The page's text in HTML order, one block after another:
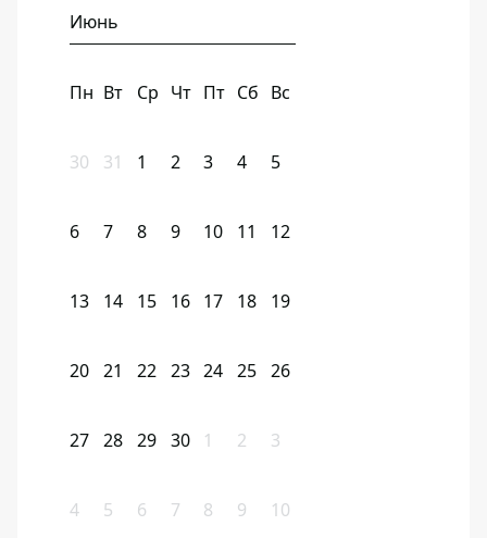
Июнь
Пн Вт Ср Чт Пт Сб Вс
30 31 1 2 3 4 5
6 7 8 9 10 11 12
13 14 15 16 17 18 19
20 21 22 23 24 25 26
27 28 29 30 1 2 3
4 5 6 7 8 9 10